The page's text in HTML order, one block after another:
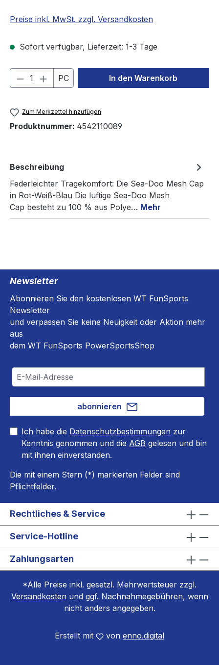
Preise inkl. MwSt. zzgl. Versandkosten
Sofort verfügbar, Lieferzeit: 1-3 Tage
Produkt Anzahl: Gib den
PC In den Warenkorb
Zum Merkzettel hinzufügen
Produktnummer: 4542110089
Beschreibung
Federleichter Tragekomfort: Die Sea-Doo Mesh Cap
in Rot-Weiß-Blau Die luftige Sea-Doo Mesh
Cap besteht zu 100 % aus Polye… Mehr
Newsletter
Abonnieren Sie den kostenlosen WT FunSports
Newsletter
und verpassen Sie keine Neuigkeit oder Aktion mehr
aus
dem WT FunSports PowerSportsShop
abonnieren
Ich habe die Datenschutzbestimmungen zur
Kenntnis genommen und die AGB gelesen und bin
mit ihnen einverstanden.
Die mit einem Stern (*) markierten Felder sind
Pflichtfelder.
Rechtliches & Service
Service-Hotline
Zahlungsarten
*Alle Preise inkl. gesetzl. Mehrwertsteuer zzgl.
Versandkostenund ggf. Nachnahmegebühren, wenn
nicht anders angegeben.
Erstellt mit vonenno.digital